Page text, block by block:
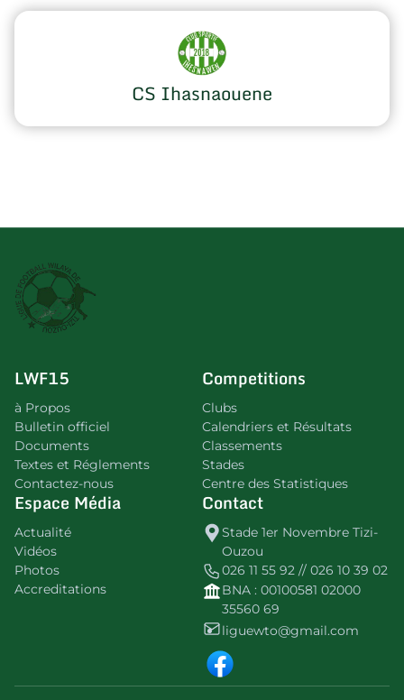
CS Ihasnaouene
LWF15
à Propos
Bulletin officiel
Documents
Textes et Réglements
Contactez-nous
Competitions
Clubs
Calendriers et Résultats
Classements
Stades
Centre des Statistiques
Espace Média
Actualité
Vidéos
Photos
Accreditations
Contact
Stade 1er Novembre Tizi-
Ouzou
026 11 55 92 // 026 10 39 02
BNA : 00100581 02000
35560 69
liguewto@gmail.com